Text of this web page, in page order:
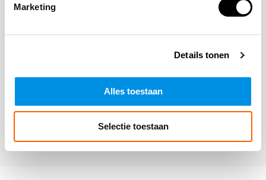
Marketing
Details tonen
Alles toestaan
Selectie toestaan
Opmerking